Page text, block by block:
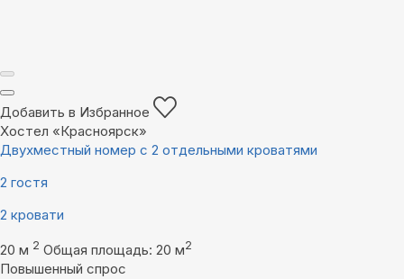
Добавить в Избранное
Хостел «Красноярск»
Двухместный номер с 2 отдельными кроватями
2 гостя
2 кровати
20 м 2 Общая площадь: 20 м2
Повышенный спрос